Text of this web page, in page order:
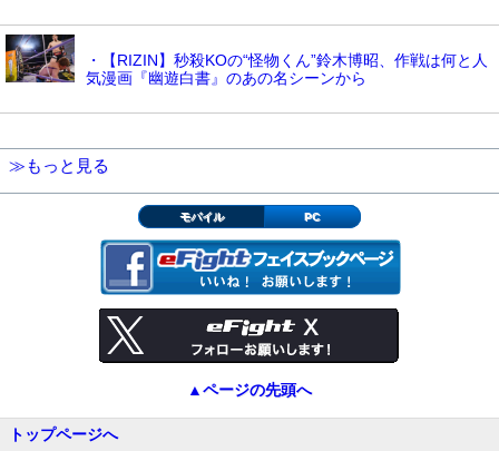
・【RIZIN】秒殺KOの“怪物くん”鈴木博昭、作戦は何と人
気漫画『幽遊白書』のあの名シーンから
≫もっと見る
モバイル PC
▲ページの先頭へ
トップページへ